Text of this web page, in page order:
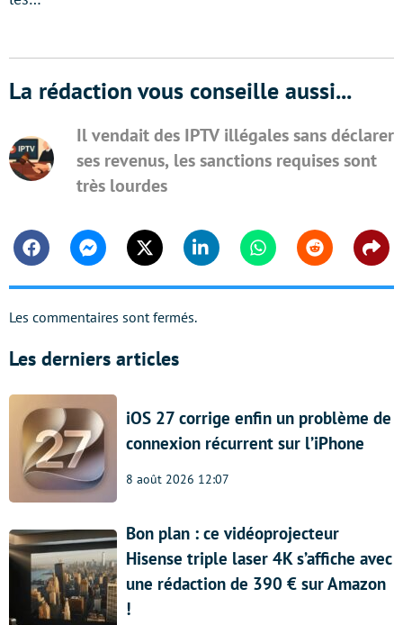
La rédaction vous conseille aussi...
Il vendait des IPTV illégales sans déclarer
ses revenus, les sanctions requises sont
très lourdes
FacebookMessengerTwitter Linkedin WhatsappReddit
Les commentaires sont fermés.
Les derniers articles
iOS 27 corrige enfin un problème de
connexion récurrent sur l’iPhone
8 août 2026 12:07
Bon plan : ce vidéoprojecteur
Hisense triple laser 4K s’affiche avec
une rédaction de 390 € sur Amazon
!